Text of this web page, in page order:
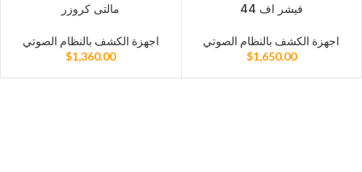
فيشر اف 44
اجهزة الكشف بالنظام الصوتي
$1,650.00
مالتى كروزر
اجهزة الكشف بالنظام الصوتي
$1,360.00